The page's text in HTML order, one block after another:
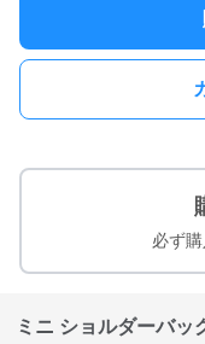
必ず
ミニ ショルダーバッ